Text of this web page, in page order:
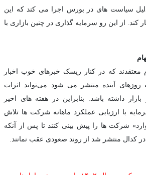
سیاست های در بورس اجرا می کند که این
کند. از این رو سرمایه گذاری در چنین بازاری با
معتقدند که در کنار ریسک خبرهای خوب اخبار
آینده منتشر می شود می‌تواند اثرات
داشته باشد. بنابراین در هفته های اخیر
با ارزیابی عملکرد ماهانه شرکت ها تلاش
شرکت ها را پیش بینی کنند تا پس از آنکه
کدال منتشر شد از روند صعودی عقب نمانند.